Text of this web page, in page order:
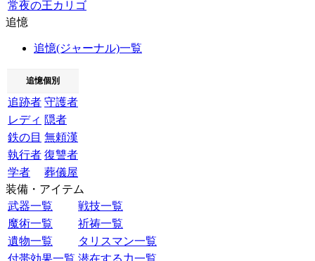
常夜の王カリゴ
追憶
追憶(ジャーナル)一覧
追憶個別
追跡者 守護者
レディ 隠者
鉄の目 無頼漢
執行者 復讐者
学者
葬儀屋
装備・アイテム
武器一覧
戦技一覧
魔術一覧
祈祷一覧
遺物一覧
タリスマン一覧
付帯効果一覧 潜在する力一覧